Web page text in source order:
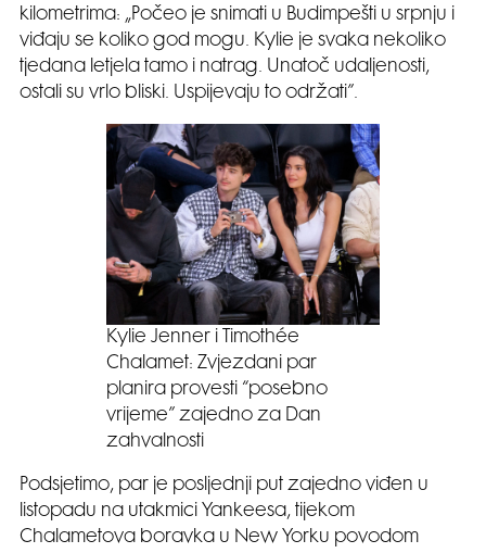
kilometrima: „Počeo je snimati u Budimpešti u srpnju i
viđaju se koliko god mogu. Kylie je svaka nekoliko
tjedana letjela tamo i natrag. Unatoč udaljenosti,
ostali su vrlo bliski. Uspijevaju to održati”.
Kylie Jenner i Timothée
Chalamet: Zvjezdani par
planira provesti “posebno
vrijeme” zajedno za Dan
zahvalnosti
Podsjetimo, par je posljednji put zajedno viđen u
listopadu na utakmici Yankeesa, tijekom
Chalametova boravka u New Yorku povodom